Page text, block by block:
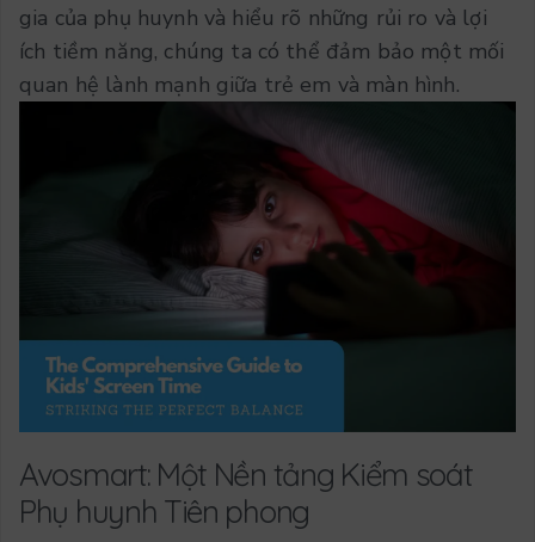
gia của phụ huynh và hiểu rõ những rủi ro và lợi
ích tiềm năng, chúng ta có thể đảm bảo một mối
quan hệ lành mạnh giữa trẻ em và màn hình.
Avosmart: Một Nền tảng Kiểm soát
Phụ huynh Tiên phong